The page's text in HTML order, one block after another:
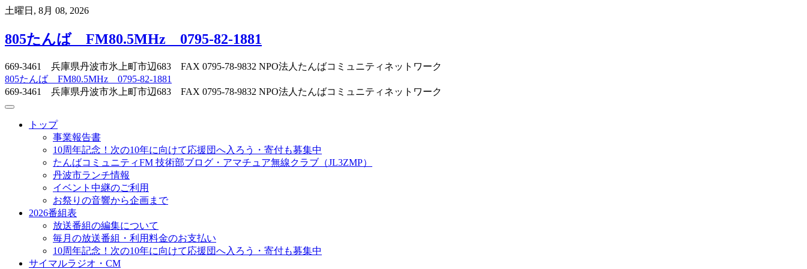
Skip
content
土曜日, 8月 08, 2026
805たんば FM80.5MHz 0795-82-1881
669-3461 兵庫県丹波市氷上町市辺683 FAX 0795-78-9832 NPO法人たんばコミュニティネットワーク
805たんば FM80.5MHz 0795-82-1881
669-3461 兵庫県丹波市氷上町市辺683 FAX 0795-78-9832 NPO法人たんばコミュニティネットワーク
トップ
事業報告書
10周年記念！次の10年に向けて応援団へ入ろう・寄付も募集中
たんばコミュニティFM 技術部ブログ・アマチュア無線クラブ（JL3ZMP）
丹波市ランチ情報
イベント中継のご利用
お祭りの音響から企画まで
2026番組表
放送番組の編集について
毎月の放送番組・利用料金のお支払い
10周年記念！次の10年に向けて応援団へ入ろう・寄付も募集中
サイマルラジオ・CM